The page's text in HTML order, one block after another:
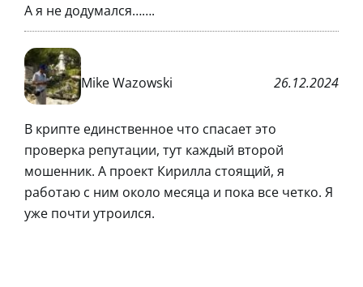
А я не додумался…….
Mike Wazowski 26.12.2024
В крипте единственное что спасает это
проверка репутации, тут каждый второй
мошенник. А проект Кирилла стоящий, я
работаю с ним около месяца и пока все четко. Я
уже почти утроился.